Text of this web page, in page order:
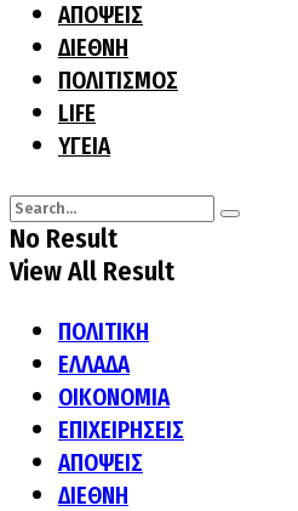
ΑΠΟΨΕΙΣ
ΔΙΕΘΝΗ
ΠΟΛΙΤΙΣΜΟΣ
LIFE
ΥΓΕΙΑ
No Result
View All Result
ΠΟΛΙΤΙΚΗ
ΕΛΛΑΔΑ
ΟΙΚΟΝΟΜΙΑ
ΕΠΙΧΕΙΡΗΣΕΙΣ
ΑΠΟΨΕΙΣ
ΔΙΕΘΝΗ